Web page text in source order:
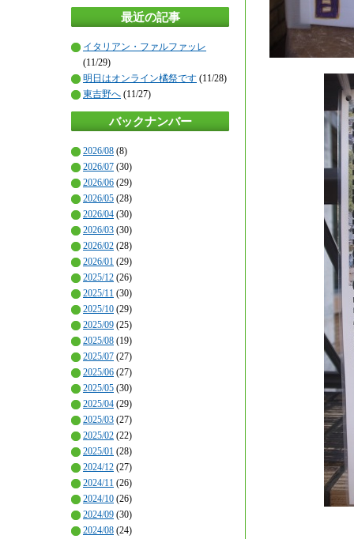
最近の記事
イタリアン・ファルファッレ
(11/29)
明日はオンライン橘祭です (11/28)
東吉野へ (11/27)
バックナンバー
2026/08 (8)
2026/07 (30)
2026/06 (29)
2026/05 (28)
2026/04 (30)
2026/03 (30)
2026/02 (28)
2026/01 (29)
2025/12 (26)
2025/11 (30)
2025/10 (29)
2025/09 (25)
2025/08 (19)
2025/07 (27)
2025/06 (27)
2025/05 (30)
2025/04 (29)
2025/03 (27)
2025/02 (22)
2025/01 (28)
2024/12 (27)
2024/11 (26)
2024/10 (26)
2024/09 (30)
2024/08 (24)